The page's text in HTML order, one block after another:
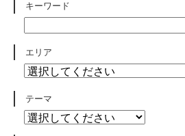
キーワード
エリア
テーマ